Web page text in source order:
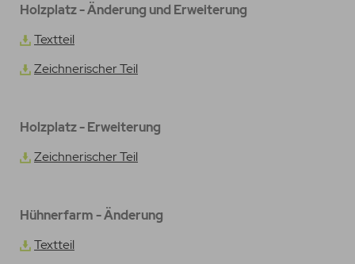
Holzplatz - Änderung und Erweiterung
Textteil
Zeichnerischer Teil
Holzplatz - Erweiterung
Zeichnerischer Teil
Hühnerfarm - Änderung
Textteil